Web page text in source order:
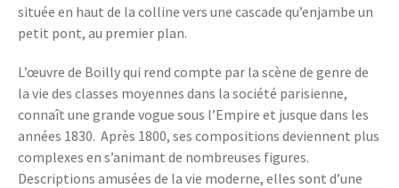
située en haut de la colline vers une cascade qu’enjambe un
petit pont, au premier plan.
L’œuvre de Boilly qui rend compte par la scène de genre de
la vie des classes moyennes dans la société parisienne,
connaît une grande vogue sous l’Empire et jusque dans les
années 1830. Après 1800, ses compositions deviennent plus
complexes en s’animant de nombreuses figures.
Descriptions amusées de la vie moderne, elles sont d’une